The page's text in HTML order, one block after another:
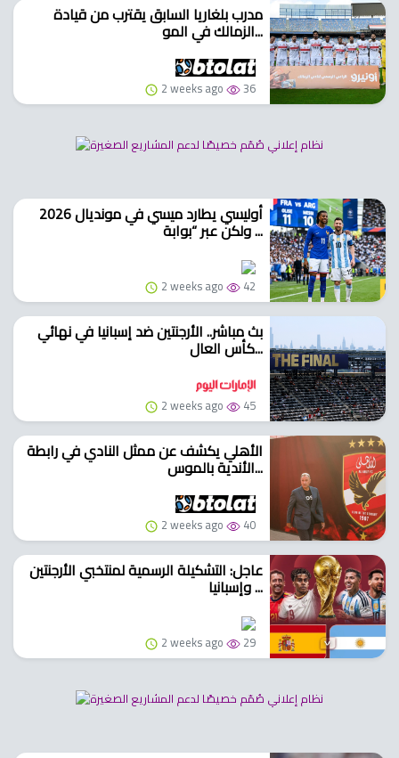
مدرب بلغاريا السابق يقترب من قيادة
الزمالك في المو...
2 weeks ago 36
أوليسي يطارد ميسي في مونديال 2026
ولكن عبر “بوابة ...
2 weeks ago 42
بث مباشر.. الأرجنتين ضد إسبانيا في نهائي
كأس العال...
2 weeks ago 45
الأهلي يكشف عن ممثل النادي في رابطة
الأندية بالموس...
2 weeks ago 40
عاجل: التشكيلة الرسمية لمنتخبي الأرجنتين
وإسبانيا ...
2 weeks ago 29